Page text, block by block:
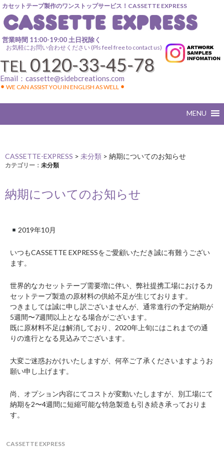
カセットテープ製作のワンストップサービス！CASSETTE EXPRESS
営業時間 11:00-19:00 土日祝除く
お気軽にお問い合わせください (Pls feel free to contact us)
TEL 0120-33-45-78
Email： cassette@sidebcreations.com
⚫︎ WE CAN ASSIST YOU IN ENGLISH AS WELL ⚫︎
CASSETTE-EXPRESS > 未分類 > 納期についてのお知らせ
カテゴリー： 未分類
納期についてのお知らせ
2019年10月
いつもCASSETTE EXPRESSをご愛顧いただき誠に有難うござい
ます。
世界的なカセットテープ需要増に伴い、弊社提携工場におけるカ
セットテープ製造の原材料の供給不足が生じております。
つきましては誠に申し訳ございませんが、通常進行の予定納期が
5週間〜7週間以上となる場合がございます。
既に原材料不足は解消しており、2020年上旬にはこれまでの通
りの進行となる見込みでございます。
大変ご迷惑おかけいたしますが、何卒ご了承くださいますようお
願い申し上げます。
尚、オプション内容にてコストが変動いたしますが、別工場にて
納期を2〜4週間に短縮可能な特急製造も引き続き承っておりま
す。
CASSETTE EXPRESS